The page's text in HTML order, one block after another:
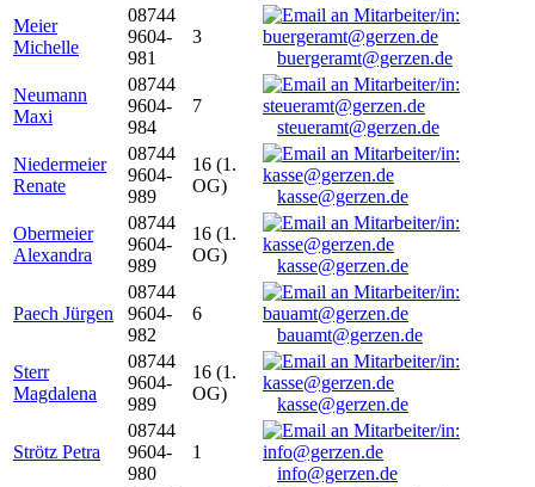
Meier
Michelle
08744
9604-
981
3
buergeramt@gerzen.de
Neumann
Maxi
08744
9604-
984
7
steueramt@gerzen.de
Niedermeier
Renate
08744
9604-
989
16 (1.
OG)
kasse@gerzen.de
Obermeier
Alexandra
08744
9604-
989
16 (1.
OG)
kasse@gerzen.de
Paech Jürgen
08744
9604-
982
6
bauamt@gerzen.de
Sterr
Magdalena
08744
9604-
989
16 (1.
OG)
kasse@gerzen.de
Strötz Petra
08744
9604-
980
1
info@gerzen.de